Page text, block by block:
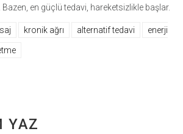
en güçlü tedavi, hareketsizlikle başlar.
kronik ağrı alternatif tedavi enerji
YAZ